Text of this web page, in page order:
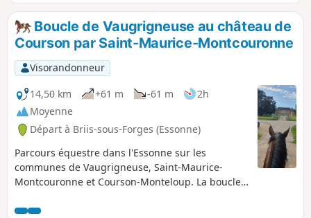
profond des prairies, ce vert tendre des jeunes feuilles des
arbres et cette blancheur ou ce rose des arbres en fleur.
Boucle de Vaugrigneuse au château de
Courson par Saint-Maurice-Montcouronne
Visorandonneur
14,50 km
+61 m -61 m
2h
Moyenne
Départ à Briis-sous-Forges (Essonne)
Parcours équestre dans l'Essonne sur les
communes de Vaugrigneuse, Saint-Maurice-
Montcouronne et Courson-Monteloup. La boucle
Les villages traversés sont magnifiques et l'intérêt